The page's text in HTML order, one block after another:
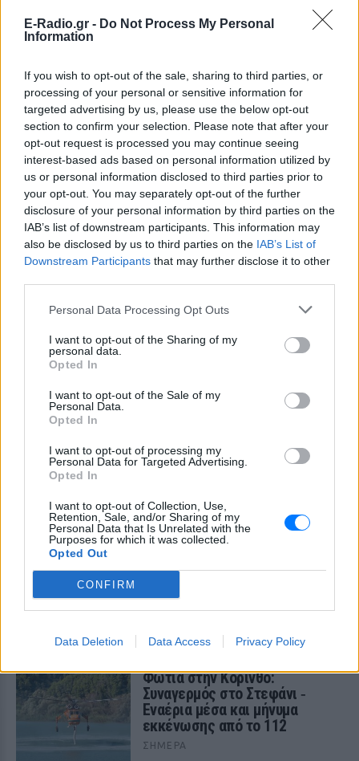
E-Radio.gr - Do Not Process My Personal
Information
If you wish to opt-out of the sale, sharing to third parties, or
processing of your personal or sensitive information for
targeted advertising by us, please use the below opt-out
section to confirm your selection. Please note that after your
opt-out request is processed you may continue seeing
interest-based ads based on personal information utilized by
us or personal information disclosed to third parties prior to
your opt-out. You may separately opt-out of the further
disclosure of your personal information by third parties on the
IAB’s list of downstream participants. This information may
also be disclosed by us to third parties on the IAB’s List of
Downstream Participants that may further disclose it to other
Personal Data Processing Opt Outs
I want to opt-out of the Sharing of my
personal data.
Opted In
I want to opt-out of the Sale of my
Personal Data.
Opted In
I want to opt-out of processing my
Personal Data for Targeted Advertising.
Opted In
I want to opt-out of Collection, Use,
Retention, Sale, and/or Sharing of my
Personal Data that Is Unrelated with the
Purposes for which it was collected.
Opted Out
CONFIRM
Data Deletion Data Access Privacy Policy
ΔΕΙΤΕ ΕΠΙΣΗΣ
ΣΤΗΝ ΙΔΙΑ ΚΑΤΗΓΟΡΙΑ
σκάφη 152 μέτρων και
μεταλλική σφαίρα με
ανθρώπινο σώμα στα νέα
αποχαρακτηρισμένα έγγραφα
παρτίδα αποχαρακτηρισμένων αρχείων
με αναφορές στρατιωτικών πιλότων,
ανεξήγητα εναέρια φαινόμενα σε ΗΠΑ,
Βραζιλία και Αφγανιστάν.
Φωτιά στην Κόρινθο:
Συναγερμός στο Στεφάνι ‑
Εναέρια μέσα και μήνυμα
εκκένωσης από το 112
ΣΉΜΕΡΑ